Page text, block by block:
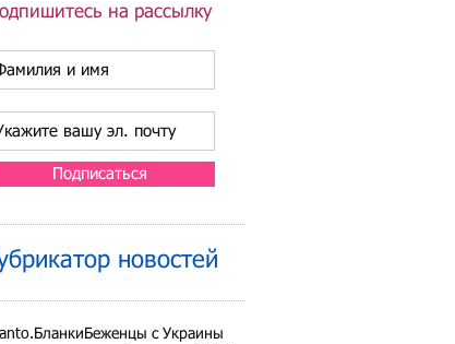
на рассылку
Подписаться
новостей
Беженцы с Украины